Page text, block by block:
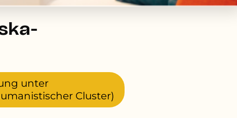
unter
Cluster)